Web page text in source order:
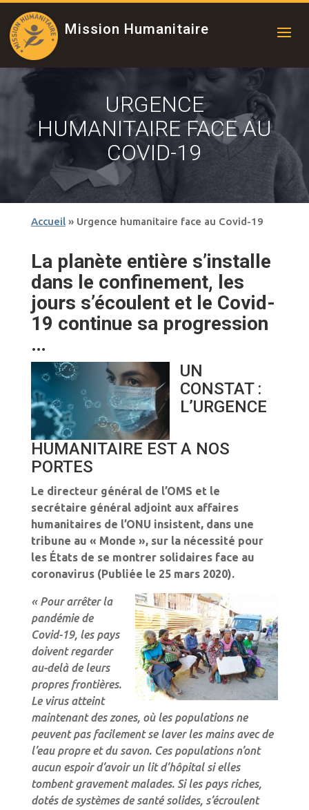
Mission Humanitaire
URGENCE
HUMANITAIRE FACE AU
COVID-19
Accueil» Urgence humanitaire face au Covid-19
La planète entière s’installe
dans le confinement, les
jours s’écoulent et le Covid-
19 continue sa progression
…
UN
CONSTAT :
L’URGENCE
HUMANITAIRE EST A NOS
PORTES
Le directeur général de l’OMS et le
secrétaire général adjoint aux affaires
humanitaires de l’ONU insistent, dans une
tribune au « Monde », sur la nécessité pour
les États de se montrer solidaires face au
coronavirus (Publiée le 25 mars 2020).
« Pour arrêter la
pandémie de
Covid-19, les pays
doivent regarder
au-delà de leurs
propres frontières.
Le virus atteint
maintenant des zones, où les populations ne
peuvent pas facilement se laver les mains avec de
l’eau propre et du savon. Ces populations n’ont
aucun espoir d’avoir un lit d’hôpital si elles
tombent gravement malades. Si les pays riches,
dotés de systèmes de santé solides, s’écroulent